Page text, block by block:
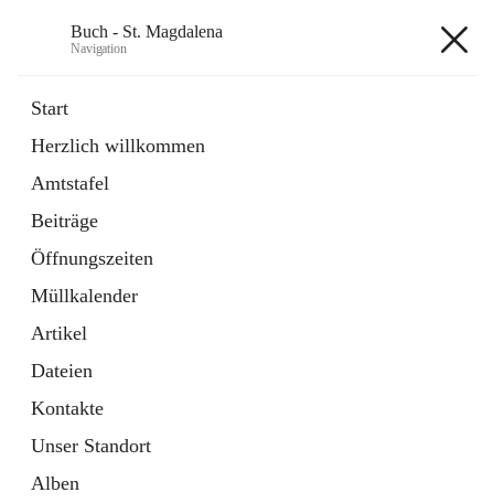
Buch - St. Magdalena
Navigation
Start
Herzlich willkommen
Amtstafel
Beiträge
Öffnungszeiten
Müllkalender
Artikel
Dateien
Kontakte
Unser Standort
Alben
11 Schnellzugriffe
Bürgerservice
10 Schnellzugriffe